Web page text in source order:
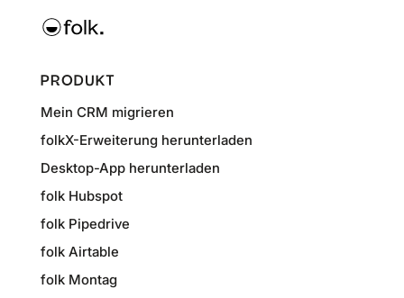
PRODUKT
Mein CRM migrieren
folkX-Erweiterung herunterladen
Desktop-App herunterladen
folk Hubspot
folk Pipedrive
folk Airtable
folk Montag